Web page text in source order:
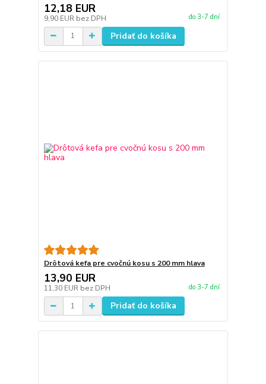
12,18 EUR
9,90 EUR bez DPH do 3-7 dní
Pridať do košíka
Drôtová kefa pre cvočnú kosu s 200 mm hlava
13,90 EUR
11,30 EUR bez DPH do 3-7 dní
Pridať do košíka